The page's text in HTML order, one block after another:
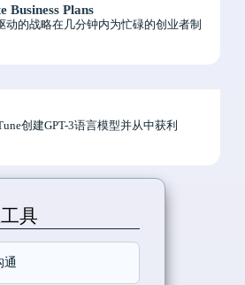
Business Plans
动的战略在几分钟内为忙碌的创业者制
创建GPT-3语言模型并从中获利
具
通